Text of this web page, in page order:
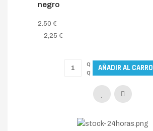
negro
2.50 €
2,25 €